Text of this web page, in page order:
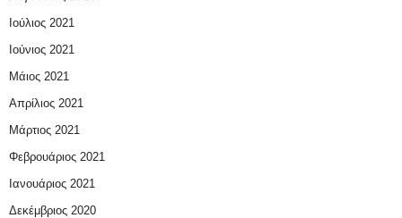
Ιούλιος 2021
Ιούνιος 2021
Μάιος 2021
Απρίλιος 2021
Μάρτιος 2021
Φεβρουάριος 2021
Ιανουάριος 2021
Δεκέμβριος 2020